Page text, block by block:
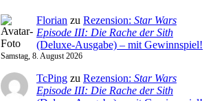
Florian zu Rezension: Star Wars
Episode III: Die Rache der Sith
(Deluxe-Ausgabe) – mit Gewinnspiel!
Samstag, 8. August 2026
TcPing zu Rezension: Star Wars
Episode III: Die Rache der Sith